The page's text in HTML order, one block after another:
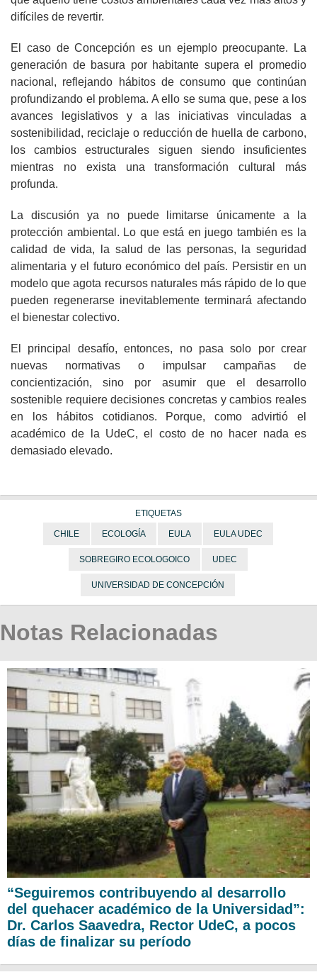
difíciles de revertir.
El caso de Concepción es un ejemplo preocupante. La
generación de basura por habitante supera el promedio
nacional, reflejando hábitos de consumo que continúan
profundizando el problema. A ello se suma que, pese a los
avances legislativos y a las iniciativas vinculadas a
sostenibilidad, reciclaje o reducción de huella de carbono,
los cambios estructurales siguen siendo insuficientes
mientras no exista una transformación cultural más
profunda.
La discusión ya no puede limitarse únicamente a la
protección ambiental. Lo que está en juego también es la
calidad de vida, la salud de las personas, la seguridad
alimentaria y el futuro económico del país. Persistir en un
modelo que agota recursos naturales más rápido de lo que
pueden regenerarse inevitablemente terminará afectando
el bienestar colectivo.
El principal desafío, entonces, no pasa solo por crear
nuevas normativas o impulsar campañas de
concientización, sino por asumir que el desarrollo
sostenible requiere decisiones concretas y cambios reales
en los hábitos cotidianos. Porque, como advirtió el
académico de la UdeC, el costo de no hacer nada es
demasiado elevado.
ETIQUETAS
CHILE ECOLOGÍA EULA EULA UDEC
SOBREGIRO ECOLOGOICO UDEC
UNIVERSIDAD DE CONCEPCIÓN
Notas Relacionadas
“Seguiremos contribuyendo al desarrollo
del quehacer académico de la Universidad”:
Dr. Carlos Saavedra, Rector UdeC, a pocos
días de finalizar su período